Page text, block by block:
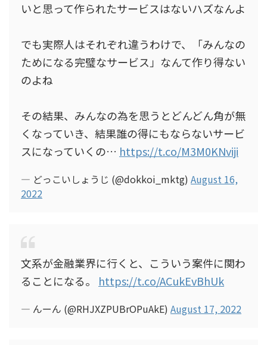
いと思って作られたサービスはないハズなんよ
でも実際人はそれぞれ違うわけで、「みんなの
ためになる完璧なサービス」なんて作り得ない
のよね
その結果、みんなの為を思うとどんどん角が無
くなっていき、結果誰の得にもならないサービ
スになっていくの… https://t.co/M3M0KNviji
— どっこいしょうじ (@dokkoi_mktg) August 16,
2022
文系が金融業界に行くと、こういう案件に関わ
ることになる。 https://t.co/ACukEvBhUk
— んーん (@RHJXZPUBrOPuAkE) August 17, 2022